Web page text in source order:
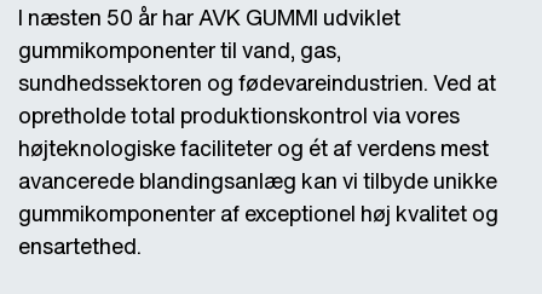
I næsten 50 år har AVK GUMMI udviklet
gummikomponenter til vand, gas,
sundhedssektoren og fødevareindustrien. Ved at
opretholde total produktionskontrol via vores
højteknologiske faciliteter og ét af verdens mest
avancerede blandingsanlæg kan vi tilbyde unikke
gummikomponenter af exceptionel høj kvalitet og
ensartethed.